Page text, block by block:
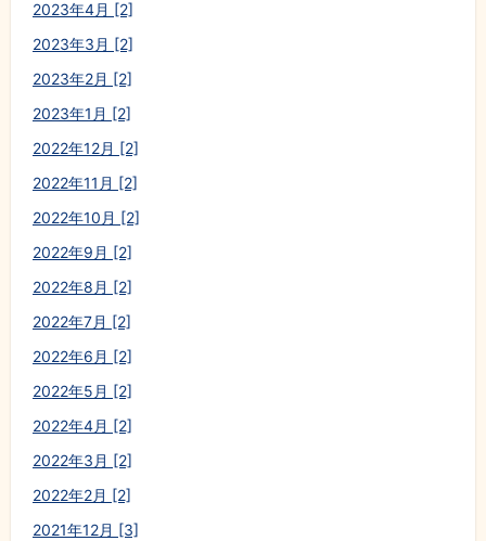
2023年4月 [2]
2023年3月 [2]
2023年2月 [2]
2023年1月 [2]
2022年12月 [2]
2022年11月 [2]
2022年10月 [2]
2022年9月 [2]
2022年8月 [2]
2022年7月 [2]
2022年6月 [2]
2022年5月 [2]
2022年4月 [2]
2022年3月 [2]
2022年2月 [2]
2021年12月 [3]